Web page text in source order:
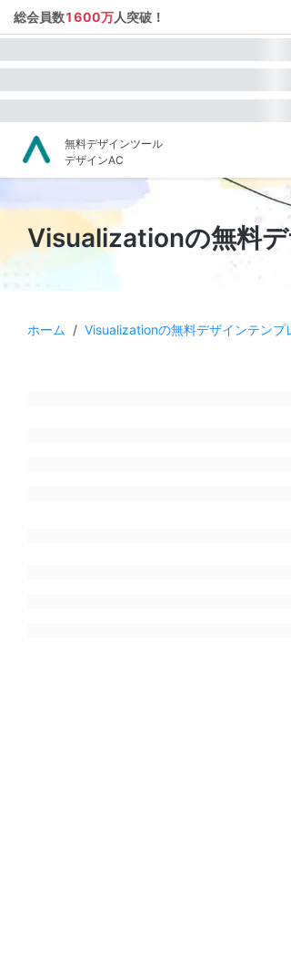
総会員数1600万人突破！
無料デザインツール
デザインAC
Visualizationの無料
ホーム / Visualizationの無料デザインテンプ